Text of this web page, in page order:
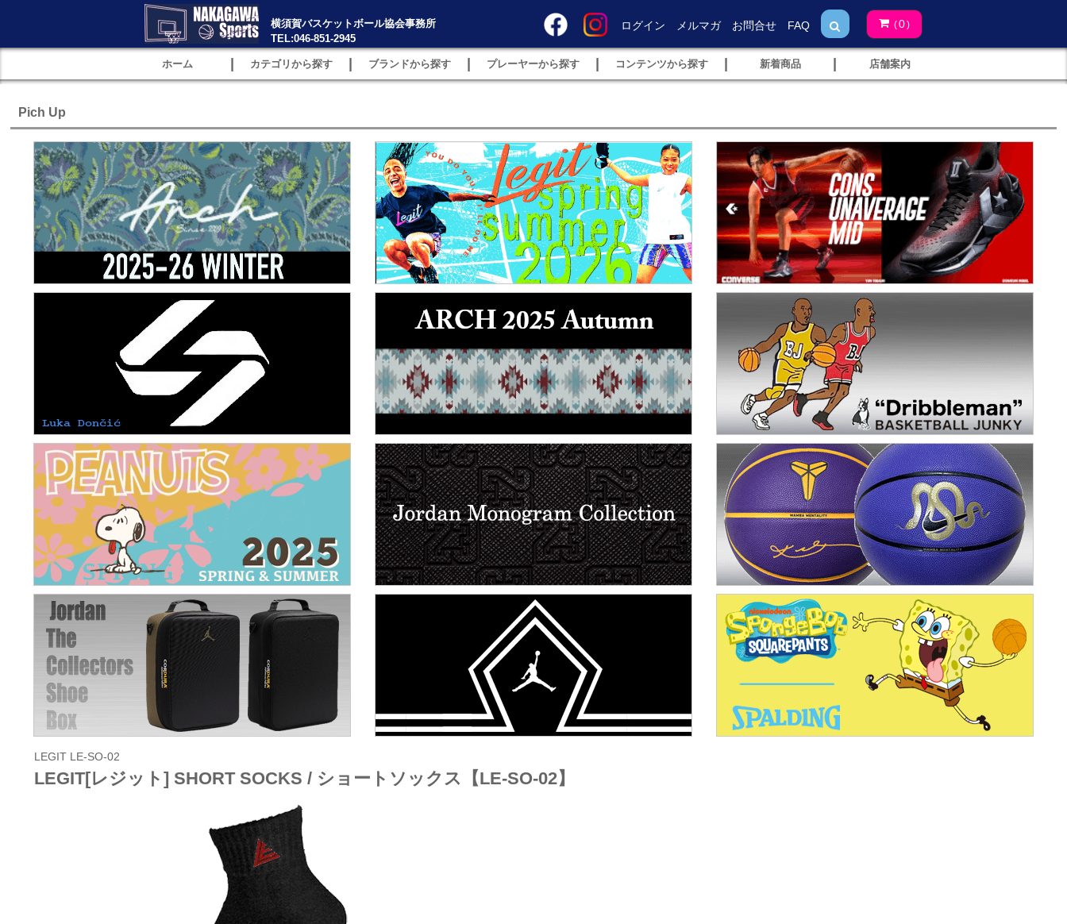
横須賀バスケットボール協会事務所
TEL:046-851-2945
ログイン メルマガ お問合せ FAQ (0)
ホーム カテゴリから探す ブランドから探す プレーヤーから探す コンテンツから探す 新着商品 店舗案内
Pich Up
LEGIT LE-SO-02
LEGIT[レジット] SHORT SOCKS / ショートソックス【LE-SO-02】